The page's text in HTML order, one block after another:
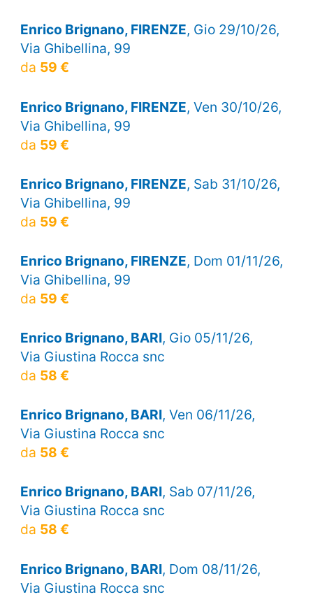
Enrico Brignano, FIRENZE, Gio 29/10/26,
Via Ghibellina, 99
da 59 €
Enrico Brignano, FIRENZE, Ven 30/10/26,
Via Ghibellina, 99
da 59 €
Enrico Brignano, FIRENZE, Sab 31/10/26,
Via Ghibellina, 99
da 59 €
Enrico Brignano, FIRENZE, Dom 01/11/26,
Via Ghibellina, 99
da 59 €
Enrico Brignano, BARI, Gio 05/11/26,
Via Giustina Rocca snc
da 58 €
Enrico Brignano, BARI, Ven 06/11/26,
Via Giustina Rocca snc
da 58 €
Enrico Brignano, BARI, Sab 07/11/26,
Via Giustina Rocca snc
da 58 €
Enrico Brignano, BARI, Dom 08/11/26,
Via Giustina Rocca snc